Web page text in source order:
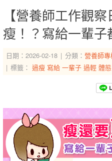
【營養師工作觀
瘦！？寫給一輩
日期：2026-02-18 分類： 營養師專
標籤： 過瘦 寫給 一輩子 過輕 體態